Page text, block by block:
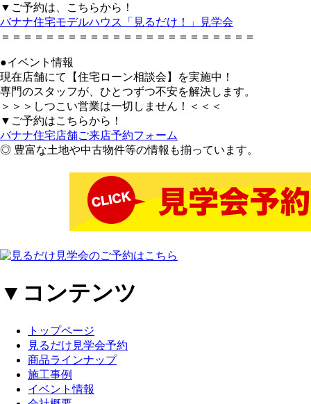
▼ご予約は、こちらから！
バナナ住宅モデルハウス「見るだけ！」見学会
＝＝＝＝＝＝＝＝＝＝＝＝＝＝＝＝＝＝＝＝＝＝＝
●イベント情報
現在店舗にて【住宅ローン相談会】を実施中！
専門のスタッフが、ひとつずつ不安を解決します。
＞＞＞しつこい営業は一切しません！＜＜＜
▼ご予約はこちらから！
バナナ住宅店舗ご来店予約フォーム
◎ 豊富な土地や中古物件等の情報も揃っています。
▼コンテンツ
トップページ
見るだけ見学会予約
商品ラインナップ
施工事例
イベント情報